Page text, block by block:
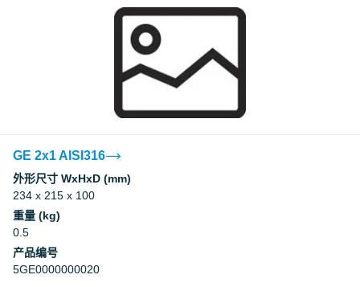
GE 2x1 AISI316
外形尺寸 WxHxD (mm)
234 x 215 x 100
重量 (kg)
0.5
产品编号
5GE0000000020